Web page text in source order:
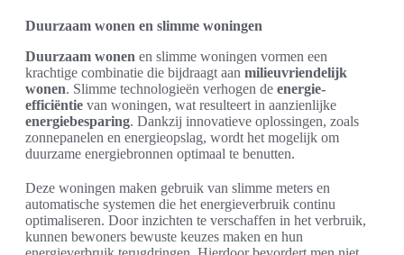
Duurzaam wonen en slimme woningen
Duurzaam wonen en slimme woningen vormen een
krachtige combinatie die bijdraagt aan milieuvriendelijk
wonen. Slimme technologieën verhogen de energie-
efficiëntie van woningen, wat resulteert in aanzienlijke
energiebesparing. Dankzij innovatieve oplossingen, zoals
zonnepanelen en energieopslag, wordt het mogelijk om
duurzame energiebronnen optimaal te benutten.
Deze woningen maken gebruik van slimme meters en
automatische systemen die het energieverbruik continu
optimaliseren. Door inzichten te verschaffen in het verbruik,
kunnen bewoners bewuste keuzes maken en hun